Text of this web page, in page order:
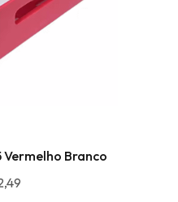
Vermelho Branco